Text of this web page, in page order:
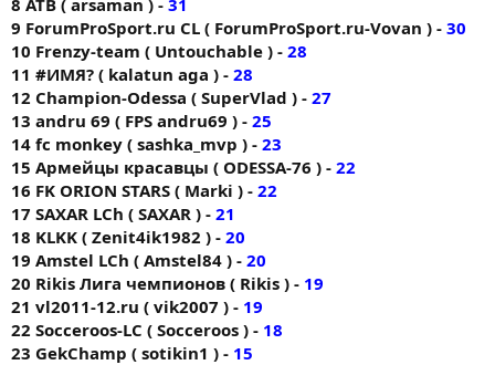
9 ForumProSport.ru CL ( ForumProSport.ru-Vovan ) - 30
10 Frenzy-team ( Untouchable ) - 28
11 #ИМЯ? ( kalatun aga ) - 28
12 Champion-Odessa ( SuperVlad ) - 27
13 andru 69 ( FPS andru69 ) - 25
14 fc monkey ( sashka_mvp ) - 23
15 Армейцы красавцы ( ODESSA-76 ) - 22
16 FK ORION STARS ( Markі ) - 22
17 SAXAR LCh ( SAXAR ) - 21
18 KLKK ( Zenit4ik1982 ) - 20
19 Amstel LCh ( Amstel84 ) - 20
20 Rikis Лига чемпионов ( Rikis ) - 19
21 vl2011-12.ru ( vik2007 ) - 19
22 Socceroos-LC ( Socceroos ) - 18
23 GekChamp ( sotikin1 ) - 15